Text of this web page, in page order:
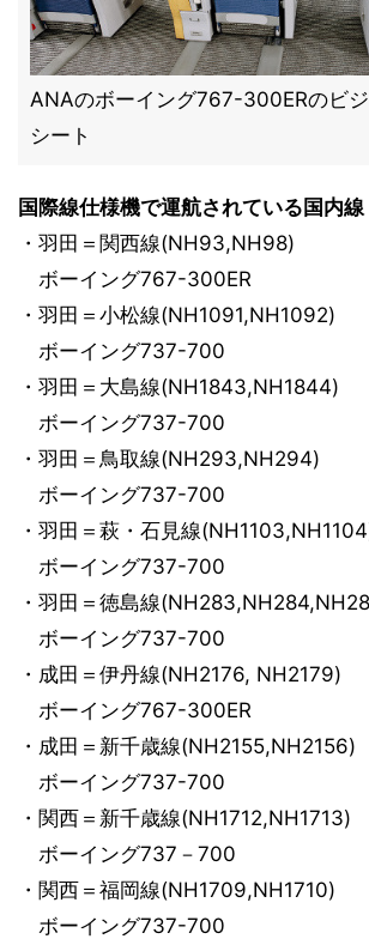
ANAのボーイング767-300ERのビ
シート
国際線仕様機で運航されている国内線
・羽田＝関西線(NH93,NH98)
ボーイング767-300ER
・羽田＝小松線(NH1091,NH1092)
ボーイング737-700
・羽田＝大島線(NH1843,NH1844)
ボーイング737-700
・羽田＝鳥取線(NH293,NH294)
ボーイング737-700
・羽田＝萩・石見線
ボーイング737-700
・羽田＝徳島線
ボーイング737-700
・成田＝伊丹線(NH2176, NH2179)
ボーイング767-300ER
・成田＝新千歳線(NH2155,NH2156)
ボーイング737-700
・関西＝新千歳線(NH1712,NH1713)
ボーイング737－700
・関西＝福岡線(NH1709,NH1710)
ボーイング737-700